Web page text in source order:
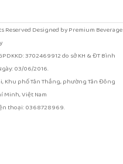
Designed by Premium Beverage
3702469912 do sở KH & ĐT Bình
03/06/2016.
Khu phố Tân Thắng, phường Tân Đông
Minh, Việt Nam
thoại: 0368728969.